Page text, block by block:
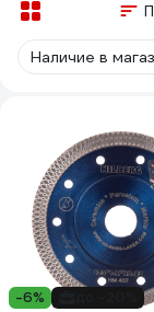
Наличие в
-6%